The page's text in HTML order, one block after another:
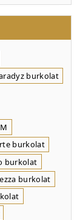
burkolat
burkolat
burkolat
burkolat